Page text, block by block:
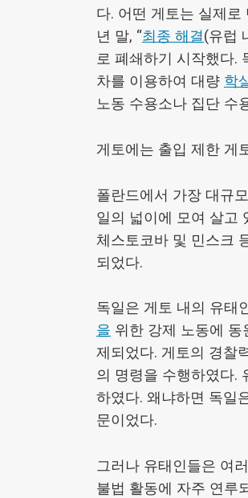
접
촉
하
는
자
는
살
이
라
고
적
있
다.
다. 어떤 게토는 실제
년 말, “최종 해결(유럽
로 폐쇄하기 시작했다.
차를 이용하여 대량 학
노동 수용소나 집단 수
게토에는 출입 제한 게
폴란드에서 가장 대규
일의 넓이에 모여 살고
체스토코바 및 민스크
되었다.
독일은 게토 내의 유태
을 위한 강제 노동에
제되었다. 게토의 경찰
의 명령을 수행하였다.
하였다. 왜냐하면 독일
문이었다.
그러나 유태인들은 여
불법 활동에 자주 연루